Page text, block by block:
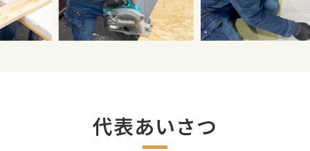
代表あいさつ